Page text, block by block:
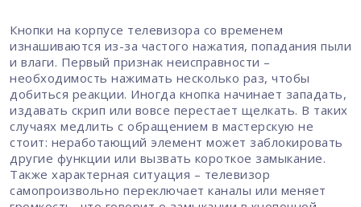
Кнопки на корпусе телевизора со временем
изнашиваются из-за частого нажатия, попадания пыли
и влаги. Первый признак неисправности –
необходимость нажимать несколько раз, чтобы
добиться реакции. Иногда кнопка начинает западать,
издавать скрип или вовсе перестает щелкать. В таких
случаях медлить с обращением в мастерскую не
стоит: неработающий элемент может заблокировать
другие функции или вызвать короткое замыкание.
Также характерная ситуация – телевизор
самопроизвольно переключает каналы или меняет